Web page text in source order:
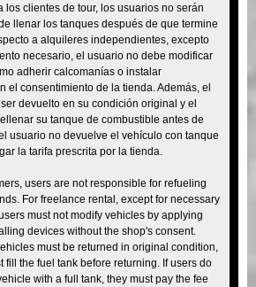
los clientes de tour, los usuarios no serán
llenar los tanques después de que termine
a alquileres independientes, excepto
necesario, el usuario no debe modificar
adherir calcomanías o instalar
el consentimiento de la tienda. Además, el
devuelto en su condición original y el
su tanque de combustible antes de
usuario no devuelve el vehículo con tanque
la tarifa prescrita por la tienda.
users are not responsible for refueling
For freelance rental, except for necessary
must not modify vehicles by applying
devices without the shop's consent.
must be returned in original condition,
fill the fuel tank before returning. If users do
with a full tank, they must pay the fee